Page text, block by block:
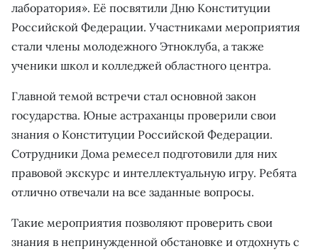
лаборатория». Её посвятили Дню Конституции
Российской Федерации. Участниками мероприятия
стали члены молодежного Этноклуба, а также
ученики школ и колледжей областного центра.
Главной темой встречи стал основной закон
государства. Юные астраханцы проверили свои
знания о Конституции Российской Федерации.
Сотрудники Дома ремесел подготовили для них
правовой экскурс и интеллектуальную игру. Ребята
отлично отвечали на все заданные вопросы.
Такие мероприятия позволяют проверить свои
знания в непринужденной обстановке и отдохнуть с